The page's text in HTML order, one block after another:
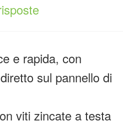
e rapida, con
sul pannello di
viti zincate a testa